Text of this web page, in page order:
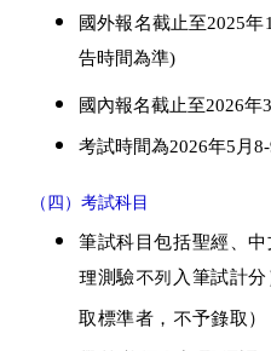
國外報名截止至2025
告時間為準)
國內報名截止至2026年
考試時間為2026年5月8-
（四）考試科目
筆試科目包括聖經、
理測驗不列入筆試計
取標準者，不予錄取